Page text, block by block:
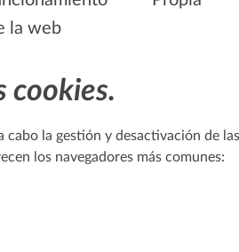
la web
cookies.
la gestión y desactivación de
los navegadores más comunes: